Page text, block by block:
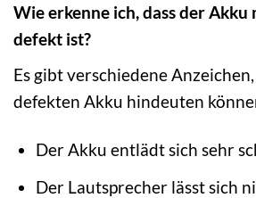
Wie erkenne ich, dass der Akku
defekt ist?
Es gibt verschiedene
defekten Akku hindeuten
Der Akku entlädt sich sehr
Der Lautsprecher lässt sich